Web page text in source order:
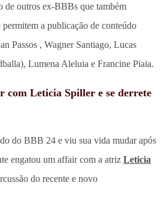
de outros ex-BBBs que também
a publicação de conteúdo
Passos , Wagner Santiago, Lucas
Lumena Aleluia e Francine Piaia.
com Leticia Spiller e se derrete
do BBB 24 e viu sua vida mudar após
engatou um affair com a atriz Leticia
do recente e novo